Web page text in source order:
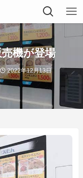
機が登場
2022年12月13日